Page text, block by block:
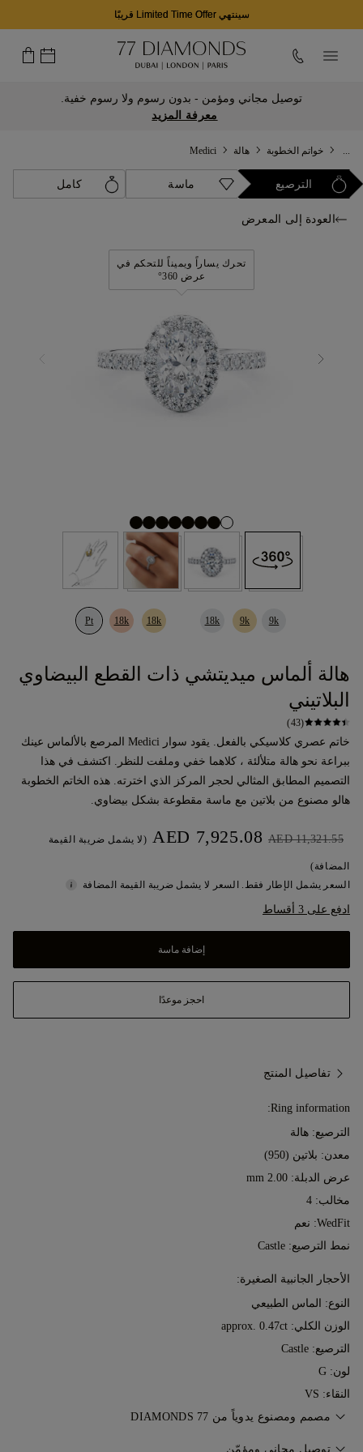
سينتهي Limited Time Offer قريبًا
توصيل مجاني ومؤمن - بدون رسوم ولا رسوم خفية.
معرفة المزيد
خواتم الخطوبة هالة Medici
الترصيع ماسة كامل
العودة إلى المعرض
تحرك يساراً ويميناً للتحكم في
عرض 360°
9k
9k
18k
18k
18k
Pt
هالة ألماس ميديتشي ذات القطع البيضاوي
البلاتيني
(43)
خاتم عصري كلاسيكي بالفعل. يقود سوار Medici المرصع بالألماس عينك
ببراعة نحو هالة متلألئة ، كلاهما خفي وملفت للنظر. اكتشف في هذا
التصميم المطابق المثالي لحجر المركز الذي اخترته. هذه الخاتم الخطوبة
هالو مصنوع من بلاتين مع ماسة مقطوعة بشكل بيضاوي.
AED 11,321.55
AED 7,925.08 (لا يشمل ضريبة القيمة
المضافة)
السعر يشمل الإطار فقط. السعر لا يشمل ضريبة القيمة المضافة
ادفع على 3 أقساط
إضافة ماسة
احجز موعدًا
تفاصيل المنتج
Ring information:
الترصيع: هالة
معدن: بلاتين (950)
عرض الدبلة: 2.00 mm
مخالب: 4
WedFit: نعم
نمط الترصيع: Castle
الأحجار الجانبية الصغيرة:
النوع: الماس الطبيعي
الوزن الكلي: approx. 0.47ct
الترصيع: Castle
لون: G
النقاء: VS
مصمم ومصنوع يدوياً من 77 DIAMONDS
توصيل مجاني ومؤمّن